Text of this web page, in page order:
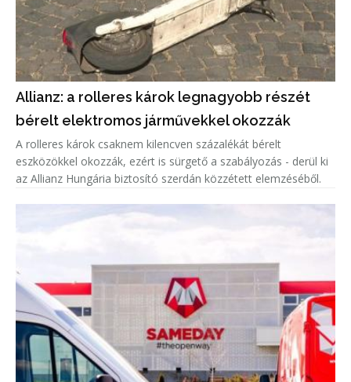
Allianz: a rolleres károk legnagyobb részét
bérelt elektromos járművekkel okozzák
A rolleres károk csaknem kilencven százalékát bérelt
eszközökkel okozzák, ezért is sürgető a szabályozás - derül ki
az Allianz Hungária biztosító szerdán közzétett elemzéséből.